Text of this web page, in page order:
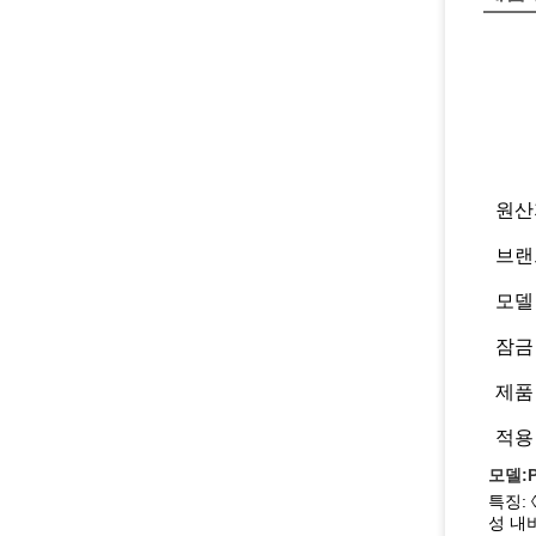
원산
브
모
잠
제
적용
모델
특징:
성 내